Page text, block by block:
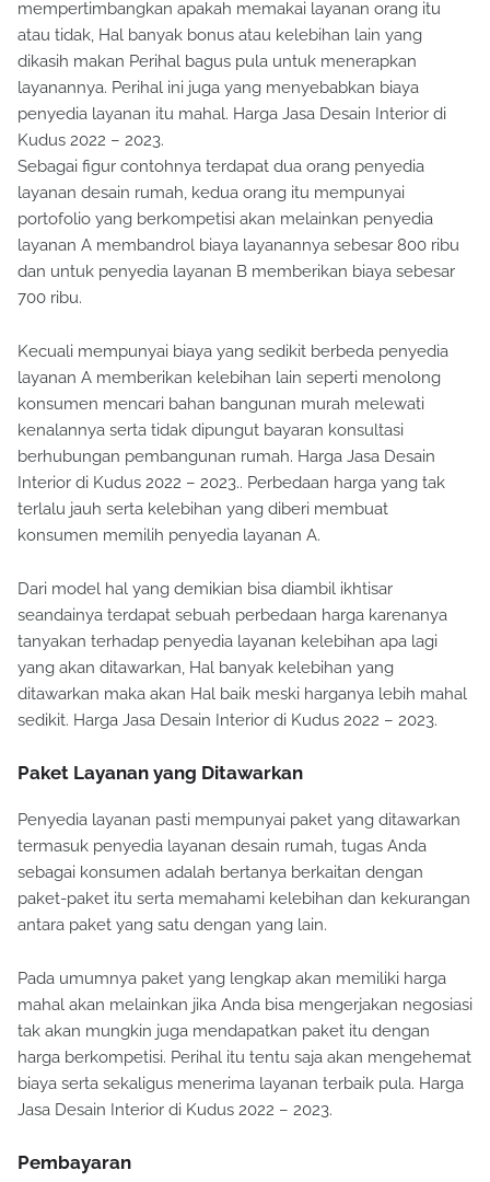
mempertimbangkan apakah memakai layanan orang itu
atau tidak, Hal banyak bonus atau kelebihan lain yang
dikasih makan Perihal bagus pula untuk menerapkan
layanannya. Perihal ini juga yang menyebabkan biaya
penyedia layanan itu mahal. Harga Jasa Desain Interior di
Kudus 2022 – 2023.
Sebagai figur contohnya terdapat dua orang penyedia
layanan desain rumah, kedua orang itu mempunyai
portofolio yang berkompetisi akan melainkan penyedia
layanan A membandrol biaya layanannya sebesar 800 ribu
dan untuk penyedia layanan B memberikan biaya sebesar
700 ribu.
Kecuali mempunyai biaya yang sedikit berbeda penyedia
layanan A memberikan kelebihan lain seperti menolong
konsumen mencari bahan bangunan murah melewati
kenalannya serta tidak dipungut bayaran konsultasi
berhubungan pembangunan rumah. Harga Jasa Desain
Interior di Kudus 2022 – 2023.. Perbedaan harga yang tak
terlalu jauh serta kelebihan yang diberi membuat
konsumen memilih penyedia layanan A.
Dari model hal yang demikian bisa diambil ikhtisar
seandainya terdapat sebuah perbedaan harga karenanya
tanyakan terhadap penyedia layanan kelebihan apa lagi
yang akan ditawarkan, Hal banyak kelebihan yang
ditawarkan maka akan Hal baik meski harganya lebih mahal
sedikit. Harga Jasa Desain Interior di Kudus 2022 – 2023.
Paket Layanan yang Ditawarkan
Penyedia layanan pasti mempunyai paket yang ditawarkan
termasuk penyedia layanan desain rumah, tugas Anda
sebagai konsumen adalah bertanya berkaitan dengan
paket-paket itu serta memahami kelebihan dan kekurangan
antara paket yang satu dengan yang lain.
Pada umumnya paket yang lengkap akan memiliki harga
mahal akan melainkan jika Anda bisa mengerjakan negosiasi
tak akan mungkin juga mendapatkan paket itu dengan
harga berkompetisi. Perihal itu tentu saja akan mengehemat
biaya serta sekaligus menerima layanan terbaik pula. Harga
Jasa Desain Interior di Kudus 2022 – 2023.
Pembayaran